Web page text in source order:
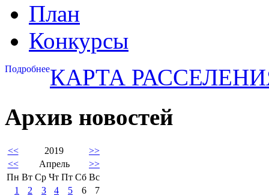
План
Конкурсы
КАРТА
Подробнее
Архив новостей
<< 2019
>>
<<
Апрель
>>
Пн Вт Ср Чт Пт Сб Вс
1
2 3 4 5 6
7